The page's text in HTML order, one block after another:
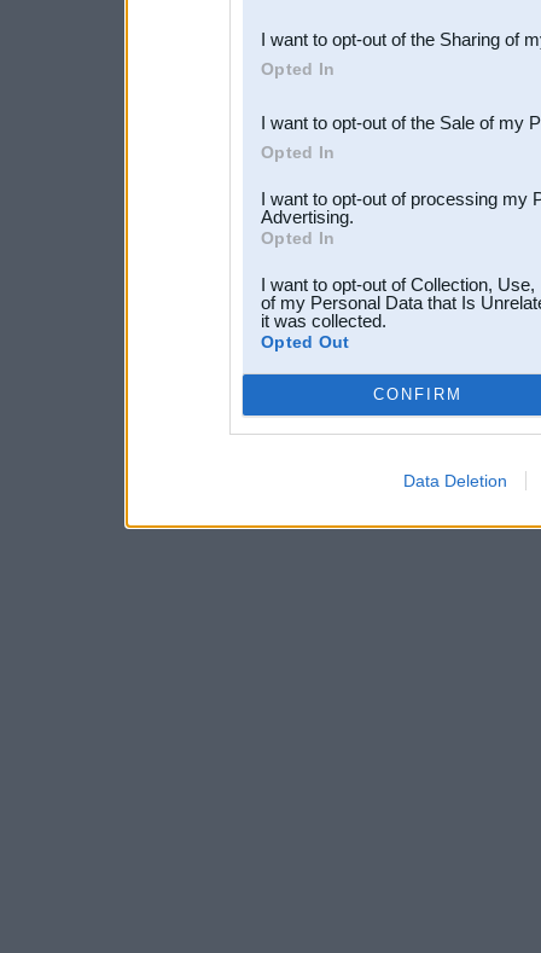
Downstream Participants
third parties.
I want to opt-out of the Sharing of
Opted In
I want to opt-out of the Sale of my
Opted In
I want to opt-out of processing my
Advertising.
Opted In
I want to opt-out of Collection,
of my Personal Data that Is
it was collected.
Opted Out
CONFIRM
Data Deletion